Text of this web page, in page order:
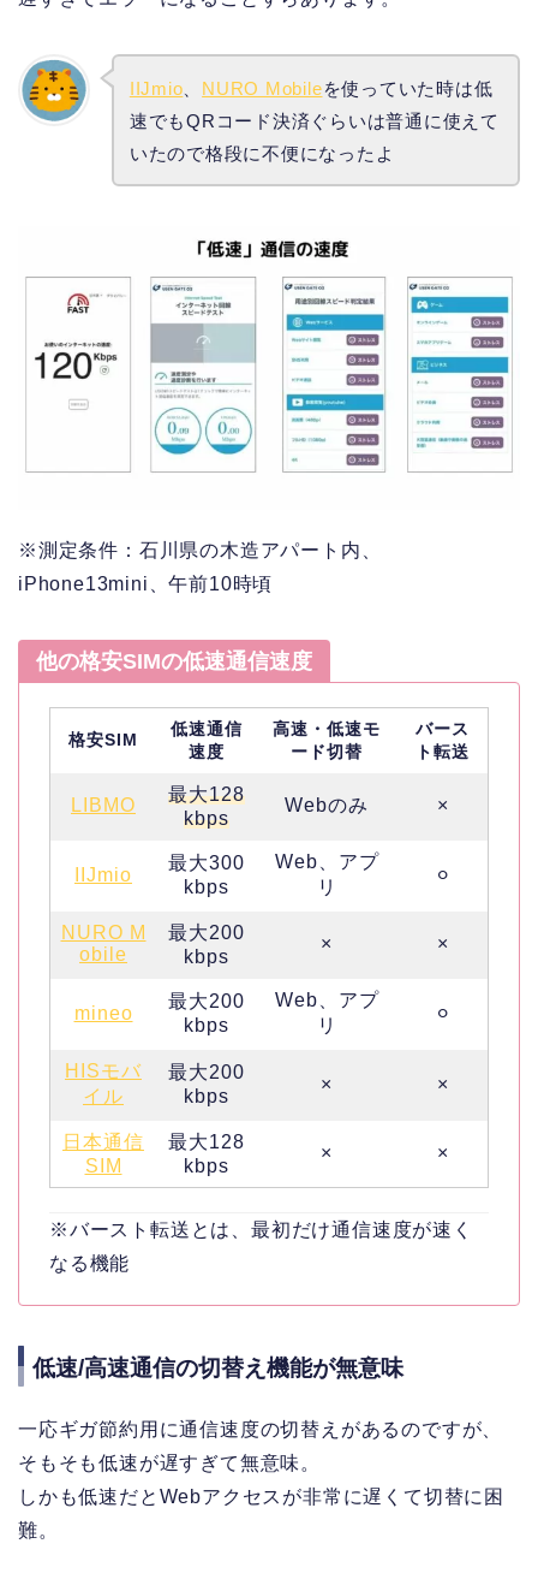
IIJmio NURO Mobileを使っていた時は低
速でもQRコード決済ぐらいは普通に使えて
いたので格段に不便になったよ
※測定条件：石川県の木造アパート内、
iPhone13mini、午前10時頃
他の格安SIMの低速通信速度
格安SIM
低速通信
速度
高速・低速モ
ード切替
バース
ト転送
LIBMO
最大128
kbps
Webのみ ×
IIJmio
最大300
kbps
Web、アプ
リ
⚪︎
NURO M
obile
最大200
kbps
× ×
mineo
最大200
kbps
Web、アプ
リ
⚪︎
HISモバ
イル
最大200
kbps
× ×
日本通信
SIM
最大128
kbps
× ×
※バースト転送とは、最初だけ通信速度が速く
なる機能
低速/高速通信の切替え機能が無意味
一応ギガ節約用に通信速度の切替えがあるのですが、
そもそも低速が遅すぎて無意味。
しかも低速だとWebアクセスが非常に遅くて切替に困
難。